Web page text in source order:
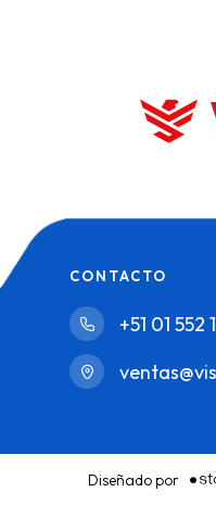
CONTACTO
+51 01 552
Diseñado por